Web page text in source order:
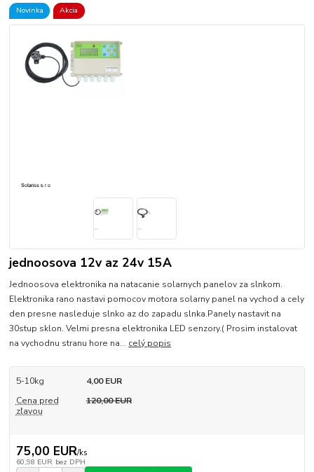
Novinka Akcia
jednoosova 12v az 24v 15A
Jednoosova elektronika na natacanie solarnych panelov za slnkom.
Elektronika rano nastavi pomocov motora solarny panel na vychod a cely
den presne nasleduje slnko az do zapadu slnka.Panely nastavit na
30stup sklon. Velmi presna elektronika LED senzory.( Prosim instalovat
na vychodnu stranu hore na... celý popis
5-10kg
4,00 EUR
Cena pred
zľavou
120,00 EUR
75,00 EUR/ks
60,98 EUR bez DPH